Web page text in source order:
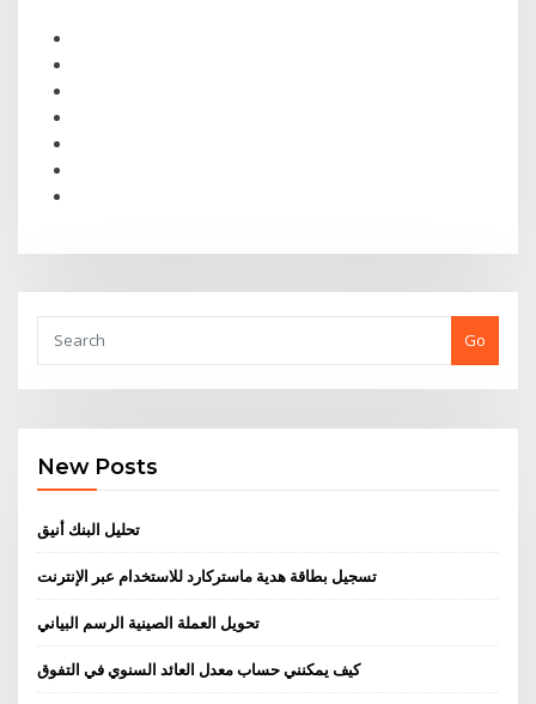
Go
New Posts
تحليل البنك أنيق
تسجيل بطاقة هدية ماستركارد للاستخدام عبر الإنترنت
تحويل العملة الصينية الرسم البياني
كيف يمكنني حساب معدل العائد السنوي في التفوق